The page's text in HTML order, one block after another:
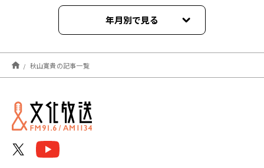
年月別で見る
2025年08月
2025年07月
2025年06月
秋山寛貴の記事一覧